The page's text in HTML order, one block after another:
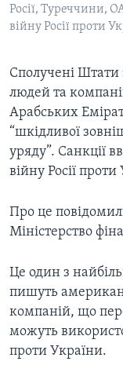
ПОГЛЯД З
Мови
Росії, Туреччини,
війну Росії проти
Сполучені Штати
людей та
Арабських
“шкідливої
уряду”. Санкції
війну Росії
Про це
Міністерство
Це один з
пишуть
компаній, що
можуть
проти України.